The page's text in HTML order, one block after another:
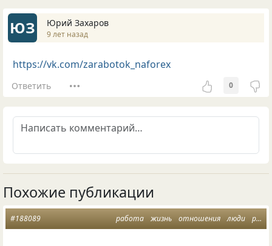
ЮЗ Юрий Захаров
9 лет назад
https://vk.com/zarabotok_naforex
Ответить 0
Похожие публикации
работа жизнь отношения люди размышления
#188089